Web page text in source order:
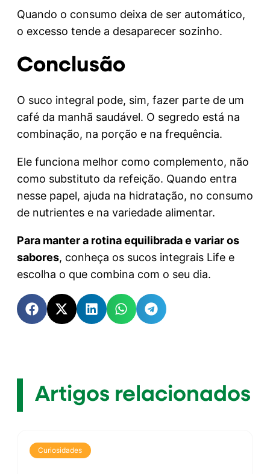
Quando o consumo deixa de ser automático,
o excesso tende a desaparecer sozinho.
Conclusão
O suco integral pode, sim, fazer parte de um
café da manhã saudável. O segredo está na
combinação, na porção e na frequência.
Ele funciona melhor como complemento, não
como substituto da refeição. Quando entra
nesse papel, ajuda na hidratação, no consumo
de nutrientes e na variedade alimentar.
Para manter a rotina equilibrada e variar os
sabores, conheça os sucos integrais Life e
escolha o que combina com o seu dia.
Artigos relacionados
Curiosidades